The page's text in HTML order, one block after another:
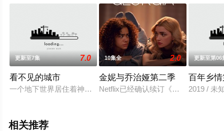
更新至7集 7.0
看不见的城市
一个地下世界居住着神话般的生物，这些生物是从巴西民间传
10集全 2.0
金妮与乔治娅第二季
Netflix已经确认续订《金妮与乔治娅
更新至第06
百年乡
2019 / 未
相关推荐